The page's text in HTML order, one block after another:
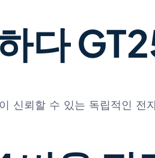
다
신뢰할 수 있는 독립적인